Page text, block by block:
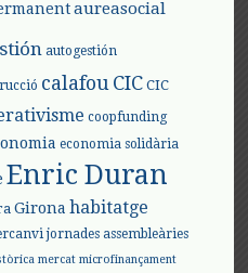
aureasocial
autogestión
calafou CIC CIC
coopfunding
economia solidària
Enric Duran
Girona habitatge
jornades assembleàries
mercat microfinançament